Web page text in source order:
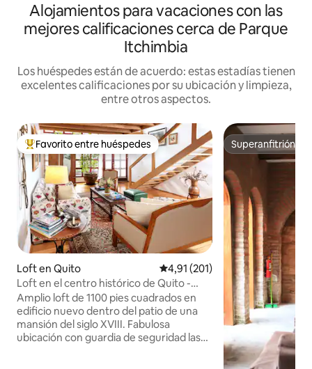
Alojamientos para vacaciones con las
mejores calificaciones cerca de Parque
Itchimbia
Los huéspedes están de acuerdo: estas estadías tienen
excelentes calificaciones por su ubicación y limpieza,
entre otros aspectos.
Favorito entre los huéspedes más destacados
Favorito entre huéspedes
Loft en Quito Calificación promedio: 4,91 de
4,91 (201)
Loft en el centro histórico de Quito -
Lujo y seguridad
Amplio loft de 1100 pies cuadrados en
edificio nuevo dentro del patio de una
mansión del siglo XVIII. Fabulosa
ubicación con guardia de seguridad las
Superanfitrión
Superanfitrión